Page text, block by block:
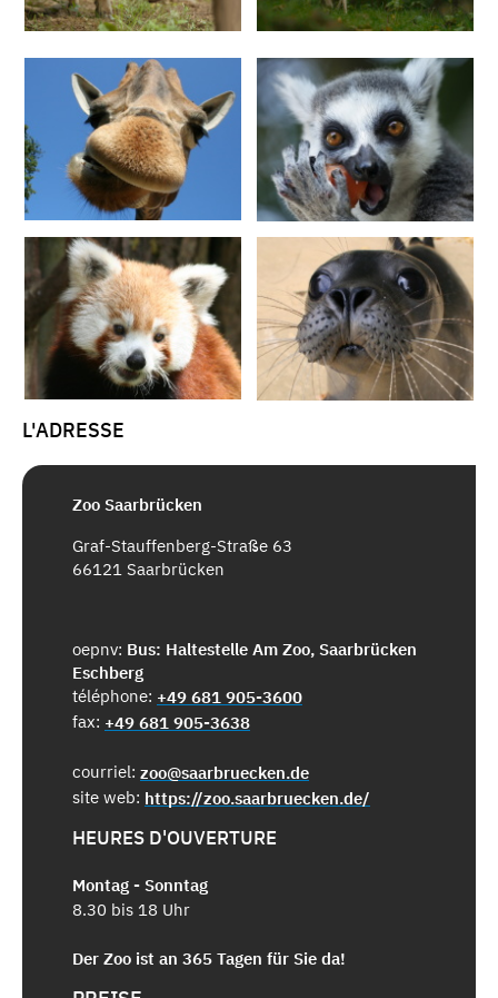
L'ADRESSE
Zoo Saarbrücken
Graf-Stauffenberg-Straße 63
66121 Saarbrücken
oepnv: Bus: Haltestelle Am Zoo, Saarbrücken
Eschberg
téléphone: +49 681 905-3600
fax: +49 681 905-3638
courriel: zoo@saarbruecken.de
site web: https://zoo.saarbruecken.de/
HEURES D'OUVERTURE
Montag - Sonntag
8.30 bis 18 Uhr
Der Zoo ist an 365 Tagen für Sie da!